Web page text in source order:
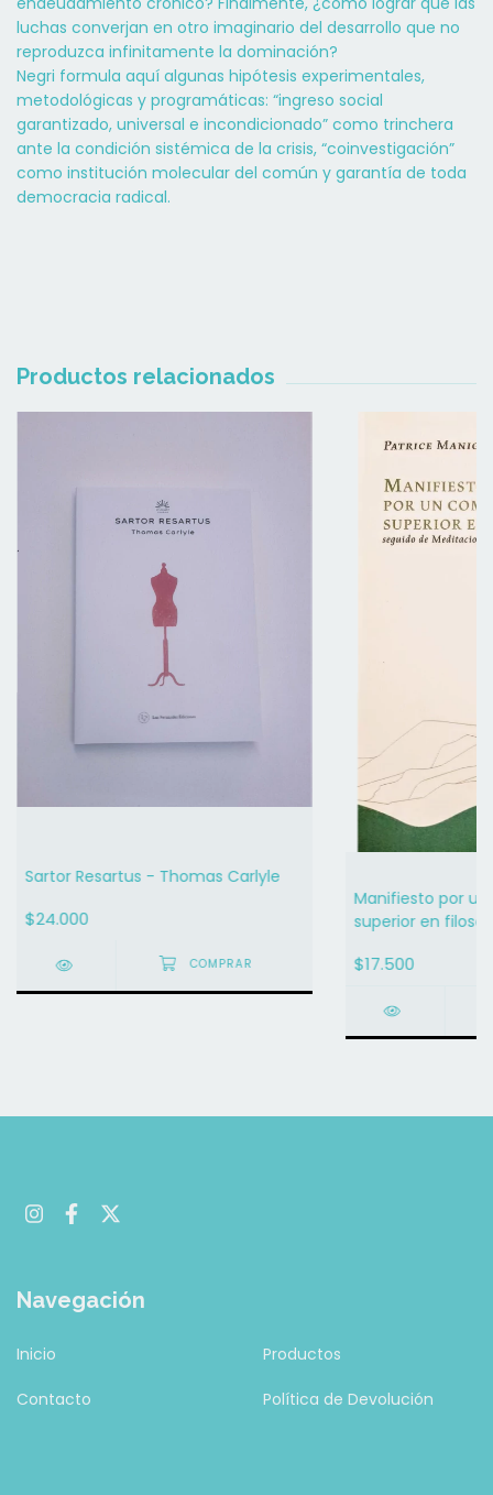
luchas converjan en otro imaginario del desarrollo que no
reproduzca infinitamente la dominación?
Negri formula aquí algunas hipótesis experimentales,
metodológicas y programáticas: “ingreso social
garantizado, universal e incondicionado” como trinchera
ante la condición sistémica de la crisis, “coinvestigación”
como institución molecular del común y garantía de toda
democracia radical.
Productos relacionados
Sartor Resartus - Thomas Carlyle
$24.000
Manifiesto por
superior en
$17.500
Navegación
Inicio Productos
Contacto Política de Devolución